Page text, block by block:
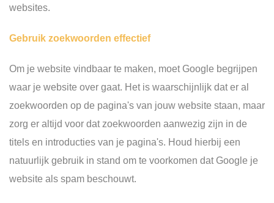
websites.
Gebruik zoekwoorden effectief
Om je website vindbaar te maken, moet Google begrijpen
waar je website over gaat. Het is waarschijnlijk dat er al
zoekwoorden op de pagina's van jouw website staan, maar
zorg er altijd voor dat zoekwoorden aanwezig zijn in de
titels en introducties van je pagina's. Houd hierbij een
natuurlijk gebruik in stand om te voorkomen dat Google je
website als spam beschouwt.